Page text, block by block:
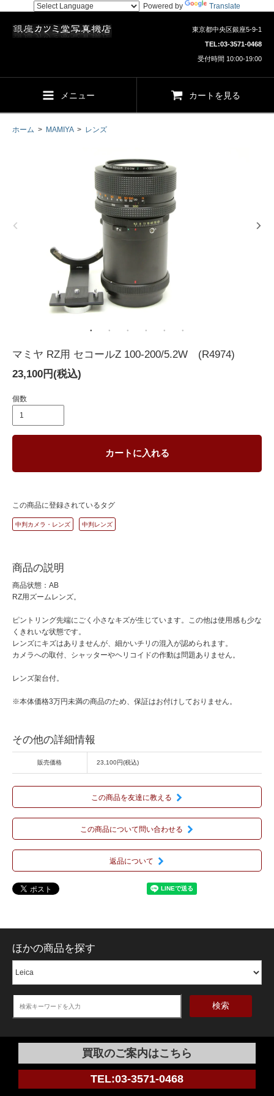
Powered by Translate
東京都中央区銀座5-9-1
TEL:03-3571-0468
受付時間 10:00-19:00
メニュー カートを見る
ホーム > MAMIYA> レンズ
マミヤ RZ用 セコールZ 100-200/5.2W (R4974)
23,100円(税込)
個数
カートに入れる
この商品に登録されているタグ
中判カメラ・レンズ 中判レンズ
商品の説明
商品状態：AB
RZ用ズームレンズ。
ピントリング先端にごく小さなキズが生じています。この他は使用感も少な
くきれいな状態です。
レンズにキズはありませんが、細かいチリの混入が認められます。
カメラへの取付、シャッターやヘリコイドの作動は問題ありません。
レンズ架台付。
※本体価格3万円未満の商品のため、保証はお付けしておりません。
その他の詳細情報
販売価格 23,100円(税込)
この商品を友達に教える
この商品について問い合わせる
返品について
ほかの商品を探す
検索
買取のご案内はこちら
TEL:03-3571-0468